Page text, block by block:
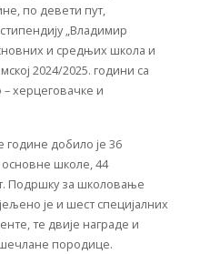
по девети пут,
„Владимир
и средњих школа и
2024/2025. години са
– херцеговачке и
године добило је 36
школе, 44
Подршку за школовање
је и шест специјалних
те двије награде и
породице.